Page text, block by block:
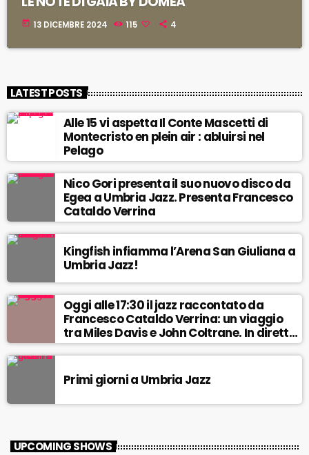
today 13 DICEMBRE 2024 115 4
LATEST POSTS
Alle 15 vi aspetta Il Conte Mascetti di
Montecristo en plein air : abluirsi nel
Pelago
Nico Gori presenta il suo nuovo disco da
Egea a Umbria Jazz. Presenta Francesco
Cataldo Verrina
Kingfish infiamma l’Arena San Giuliana a
Umbria Jazz!
Oggi alle 17:30 il jazz raccontato da
Francesco Cataldo Verrina: un viaggio
tra Miles Davis e John Coltrane. In diretta
da Egea.
Primi giorni a Umbria Jazz
UPCOMING SHOWS